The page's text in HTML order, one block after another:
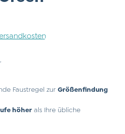
Faustregel zur Größenfindung
höher als Ihre übliche